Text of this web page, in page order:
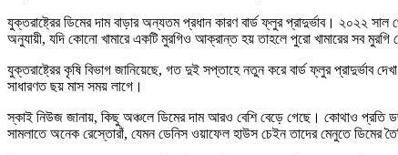
যুক্তরাষ্ট্রের ডিমের দাম বাড়ার অন্যতম প্রধান কারণ বার্ড ফ্লুর প্রাদুর্ভাব। ২০২২
অনুযায়ী, যদি কোনো খামারে একটি মুরগিও আক্রান্ত হয় তাহলে পুরো খামারের সব
যুক্তরাষ্ট্রের কৃষি বিভাগ জানিয়েছে, গত দুই সপ্তাহে নতুন করে বার্ড ফ্লুর
সাধারণত ছয় মাস সময় লাগে।
স্কাই নিউজ জানায়, কিছু অঞ্চলে ডিমের দাম আরও বেশি বেড়ে গেছে। কোথাও প্রতি
সামলাতে অনেক রেস্তোরাঁ, যেমন ডেনিস ওয়াফেল হাউস চেইন তাদের মেনুতে ডিমের